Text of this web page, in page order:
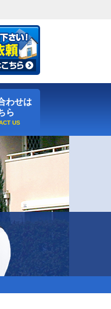
わせは
ら